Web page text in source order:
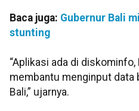
Baca juga: Gubernur Bali
stunting
“Aplikasi ada di diskominfo,
membantu menginput data
Bali,” ujarnya.